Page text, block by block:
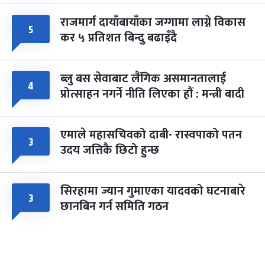
५ राजमार्ग दायाँबायाँका जग्गामा लाग्ने विकास
कर ५ प्रतिशत बिन्दु बढाइँदै
४ ब्लु बस सेवाबाट लैंगिक असमानतालाई
प्रोत्साहन नगर्ने नीति लिएका हौं : मन्त्री बादी
३ एमाले महासचिवको दाबी- रास्वपाको पतन
उदय जत्तिकै छिटो हुन्छ
३ सिरहामा ज्यान गुमाएका यादवको घटनाबारे
छानबिन गर्न समिति गठन